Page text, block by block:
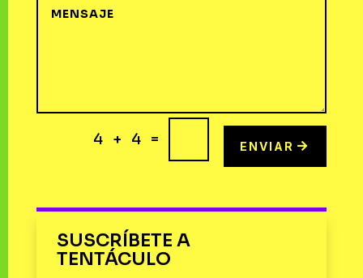
4 + 4 = ENVIAR
SUSCRÍBETE A
TENTÁCULO